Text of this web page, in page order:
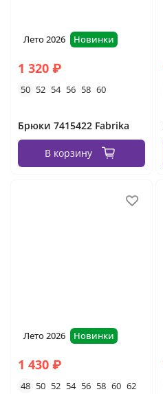
Лето 2026 Новинки
1 320 ₽
50 52 54 56 58 60
Брюки 7415422 Fabrika
В корзину
Лето 2026 Новинки
1 430 ₽
48 50 52 54 56 58 60 62